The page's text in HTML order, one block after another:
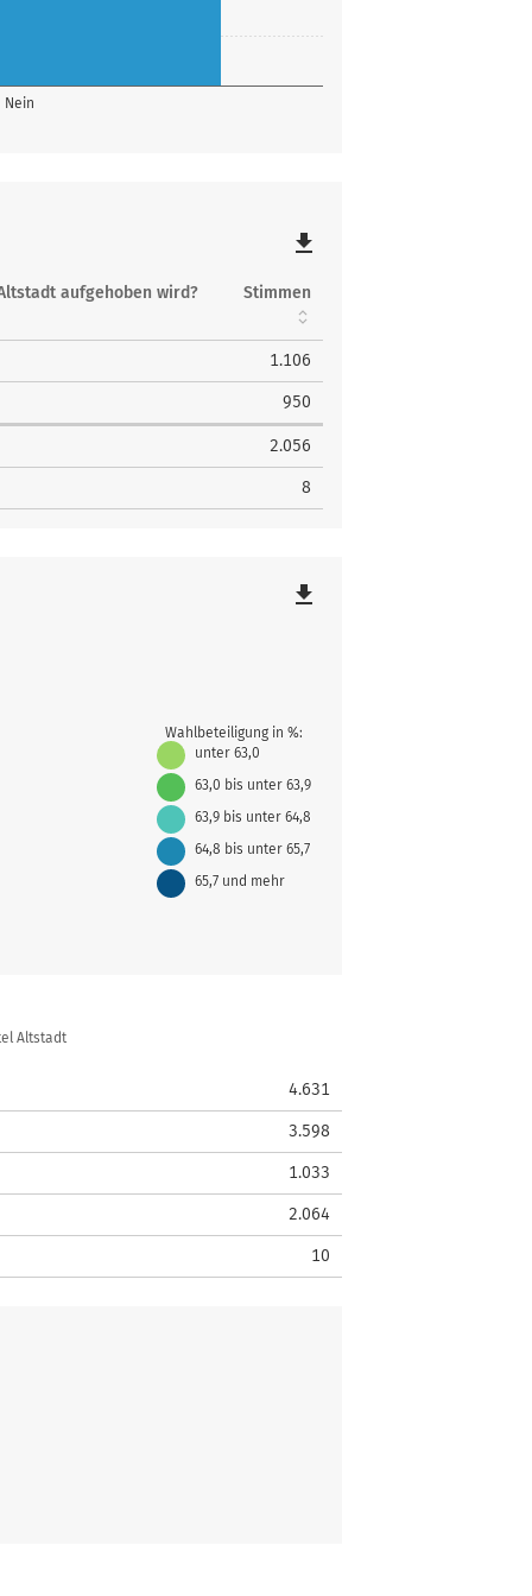
Nein
file_download
aufgehoben wird? Stimmen
1.106
950
2.056
8
Wahlbeteiligung in %:
unter 63,0
63,0 bis unter 63,9
63,9 bis unter 64,8
64,8 bis unter 65,7
65,7 und mehr
file_download
Altstadt
4.631
3.598
1.033
2.064
10